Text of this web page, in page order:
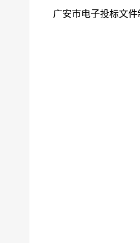
广安市电子投标文